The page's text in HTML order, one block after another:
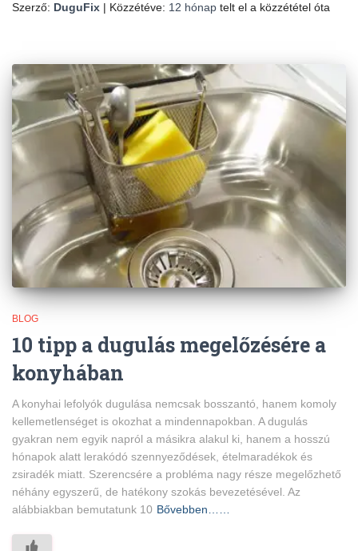
Szerző: DuguFix | Közzétéve: 12 hónap telt el a közzététel óta
BLOG
10 tipp a dugulás megelőzésére a
konyhában
A konyhai lefolyók dugulása nemcsak bosszantó, hanem komoly
kellemetlenséget is okozhat a mindennapokban. A dugulás
gyakran nem egyik napról a másikra alakul ki, hanem a hosszú
hónapok alatt lerakódó szennyeződések, ételmaradékok és
zsiradék miatt. Szerencsére a probléma nagy része megelőzhető
néhány egyszerű, de hatékony szokás bevezetésével. Az
alábbiakban bemutatunk 10 Bővebben……